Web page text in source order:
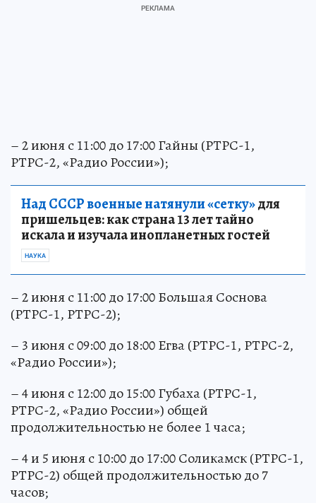
– 2 июня с 11:00 до 17:00 Гайны (РТРС-1,
РТРС-2, «Радио России»);
Над СССР военные натянули «сетку»для
пришельцев: как страна 13 лет тайно
искала и изучала инопланетных гостей
НАУКА
– 2 июня с 11:00 до 17:00 Большая Соснова
(РТРС-1, РТРС-2);
– 3 июня с 09:00 до 18:00 Егва (РТРС-1, РТРС-2,
«Радио России»);
– 4 июня с 12:00 до 15:00 Губаха (РТРС-1,
РТРС-2, «Радио России») общей
продолжительностью не более 1 часа;
– 4 и 5 июня с 10:00 до 17:00 Соликамск (РТРС-1,
РТРС-2) общей продолжительностью до 7
часов;